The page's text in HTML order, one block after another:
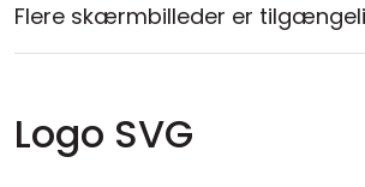
Flere skærmbilleder er
Logo SVG